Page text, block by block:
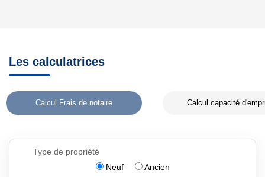
Les calculatrices
Calcul Frais de notaire Calcul capacité